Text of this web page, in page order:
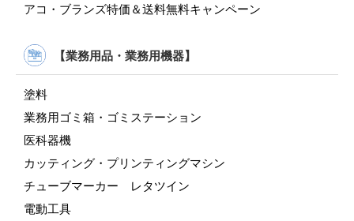
アコ・ブランズ特価＆送料無料キャンペーン
【業務用品・業務用機器】
塗料
業務用ゴミ箱・ゴミステーション
医科器機
カッティング・プリンティングマシン
チューブマーカー レタツイン
電動工具